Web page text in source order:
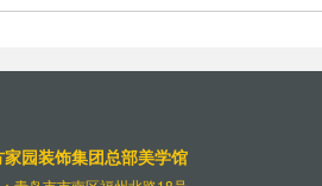
家园装饰集团总部美学馆